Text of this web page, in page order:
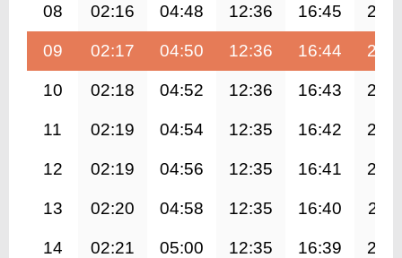
08 02:16 04:48 12:36 16:45
09 02:17 04:50 12:36 16:44
10 02:18 04:52 12:36 16:43
11 02:19 04:54 12:35 16:42
12 02:19 04:56 12:35 16:41
13 02:20 04:58 12:35 16:40
14 02:21 05:00 12:35 16:39